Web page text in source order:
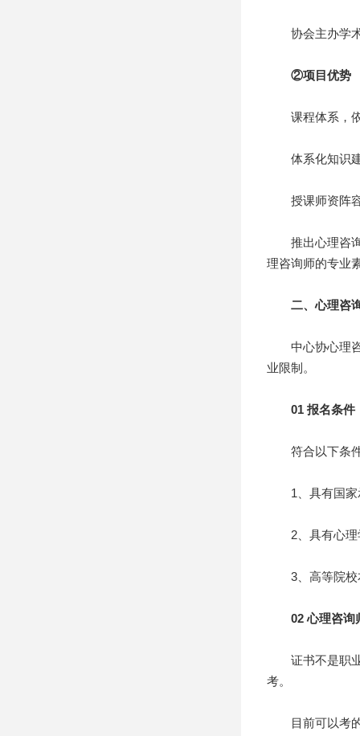
协会主办学术
②项目优势
课程体系，依
体系化知识建
授课师资阵容
推出心理咨询
理咨询师的专业
二、心理咨
中心协心理咨
业限制。
01 报名条件
符合以下条件
1、具有国家
2、具有心理
3、高等院校
02 心理咨询
证书不是职业
考。
目前可以考的